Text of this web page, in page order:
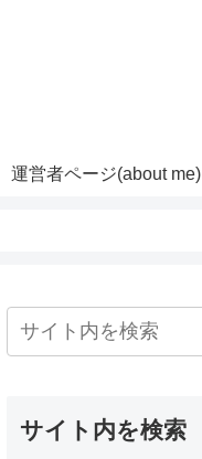
運営者ページ(about me)
サイト内を検索